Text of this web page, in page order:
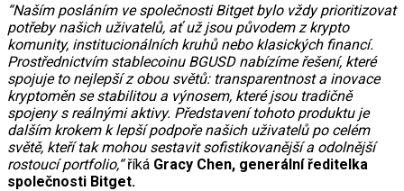
“Naším posláním ve společnosti Bitget bylo vždy prioritizovat
potřeby našich uživatelů, ať už jsou původem z krypto
komunity, institucionálních kruhů nebo klasických financí.
Prostřednictvím stablecoinu BGUSD nabízíme řešení, které
spojuje to nejlepší z obou světů: transparentnost a inovace
kryptoměn se stabilitou a výnosem, které jsou tradičně
spojeny s reálnými aktivy. Představení tohoto produktu je
dalším krokem k lepší podpoře našich uživatelů po celém
světě, kteří tak mohou sestavit sofistikovanější a odolnější
rostoucí portfolio,“říká Gracy Chen, generální ředitelka
společnosti Bitget.